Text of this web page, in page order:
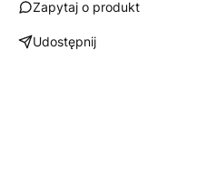
Zapytaj o produkt
Udostępnij
Poszczególne warianty mogą